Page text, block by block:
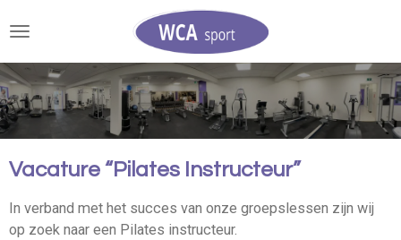
direct
naar
de
hoofdinhoud
Vacature “Pilates Instructeur”
In verband met het succes van onze groepslessen zijn wij
op zoek naar een Pilates instructeur.